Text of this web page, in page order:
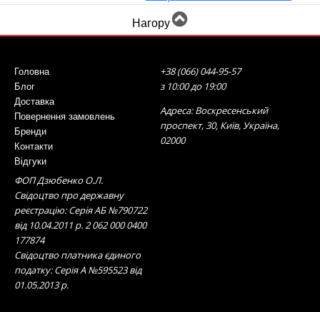
Нагору
Головна
Блог
Доставка
Повернення замовлень
Бренди
Контакти
Відгуки
+38 (066) 044-95-57
з 10:00 до 19:00
Адреса: Воскресенський
проспект, 30, Київ, Україна,
02000
ФОП Дзюбенко О.Л.
Свідоцтво про державну
реєстрацію: Серія АБ №790722
від 10.04.2011 р. 2 062 000 0400
177874
Свідоцтво платника єдиного
податку: Серія А №595523 від
01.05.2013 р.